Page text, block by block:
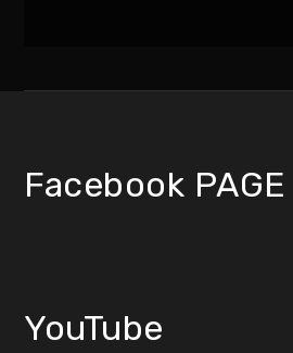
Facebook PAGE
YouTube